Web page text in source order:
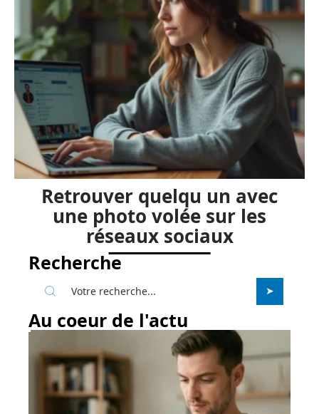
Retrouver quelqu un avec
une photo volée sur les
réseaux sociaux
Recherche
Au coeur de l'actu